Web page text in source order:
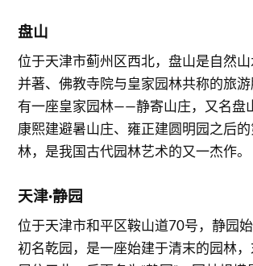
盘山
位于天津市蓟州区西北，盘山是自然
并著、佛教寺院与皇家园林共称的旅
有一座皇家园林——静寄山庄，又名盘
康熙建避暑山庄、雍正建圆明园之后
林，是我国古代园林艺术的又一杰作。
天津·静园
位于天津市和平区鞍山道70号，静园始
初名乾园，是一座始建于清末的园林